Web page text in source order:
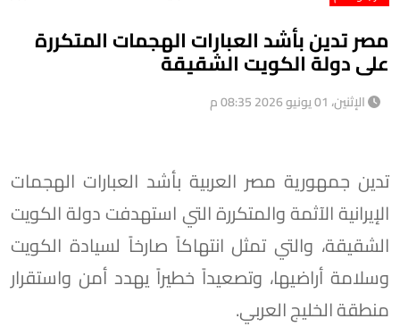
مصر تدين بأشد العبارات الهجمات المتكررة
على دولة الكويت الشقيقة
الإثنين، 01 يونيو 2026 08:35 م
تدين جمهورية مصر العربية بأشد العبارات الهجمات
الإيرانية الآثمة والمتكررة التي استهدفت دولة الكويت
الشقيقة، والتي تمثل انتهاكاً صارخاً لسيادة الكويت
وسلامة أراضيها، وتصعيداً خطيراً يهدد أمن واستقرار
منطقة الخليج العربي.